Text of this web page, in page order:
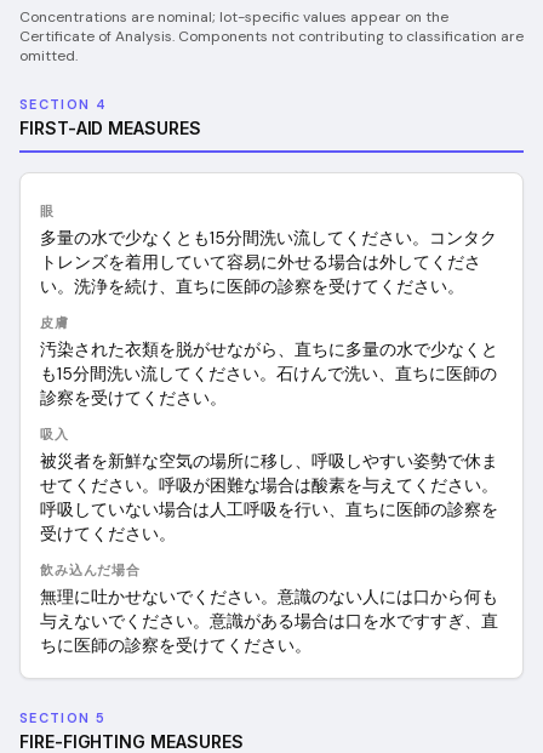
Concentrations are nominal; lot-specific values appear on the
Certificate of Analysis. Components not contributing to classification are
omitted.
SECTION 4
FIRST-AID MEASURES
眼
多量の水で少なくとも15分間洗い流してください。コンタク
トレンズを着用していて容易に外せる場合は外してくださ
い。洗浄を続け、直ちに医師の診察を受けてください。
皮膚
汚染された衣類を脱がせながら、直ちに多量の水で少なくと
も15分間洗い流してください。石けんで洗い、直ちに医師の
診察を受けてください。
吸入
被災者を新鮮な空気の場所に移し、呼吸しやすい姿勢で休ま
せてください。呼吸が困難な場合は酸素を与えてください。
呼吸していない場合は人工呼吸を行い、直ちに医師の診察を
受けてください。
飲み込んだ場合
無理に吐かせないでください。意識のない人には口から何も
与えないでください。意識がある場合は口を水ですすぎ、直
ちに医師の診察を受けてください。
SECTION 5
FIRE-FIGHTING MEASURES